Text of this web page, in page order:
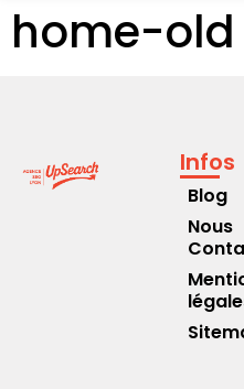
home-old
Infos
Blog
Nous